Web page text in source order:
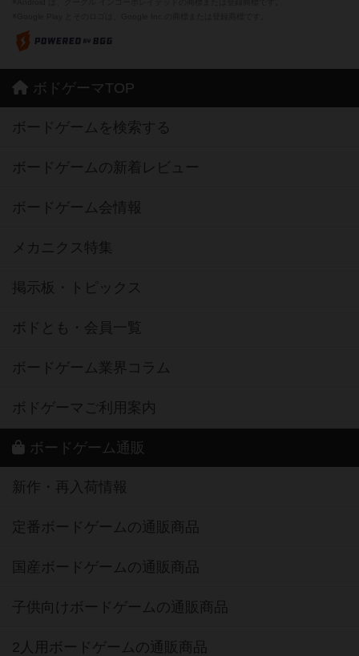
ボドゲーマTOP
ボードゲームを検索する
ボードゲームの新着レビュー
ボードゲーム会情報
メカニクス特集
掲示板・トピックス
ボドとも・会員一覧
ボードゲーム業界コラム
ボドゲーマご利用案内
ボードゲーム通販
新作・再入荷情報
定番ボードゲームの通販商品
国産ボードゲームの通販商品
子供向けボードゲームの通販商品
2人用ボードゲームの通販商品